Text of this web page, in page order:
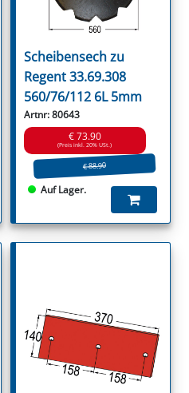
Scheibensech zu
Regent 33.69.308
560/76/112 6L 5mm
Artnr: 80643
€ 73.90
(Preis inkl. 20% USt.)
€ 88.90
Auf Lager.